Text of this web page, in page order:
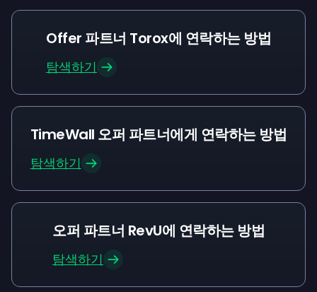
Offer 파트너 Torox에 연락하는 방법
탐색하기
TimeWall 오퍼 파트너에게 연락하는 방법
탐색하기
오퍼 파트너 RevU에 연락하는 방법
탐색하기